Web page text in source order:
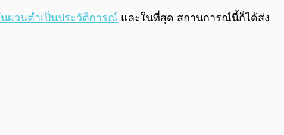
ผวนต่ำเป็นประวัติการณ์ และในที่สุด สถานการณ์นี้ก็ได้ส่ง